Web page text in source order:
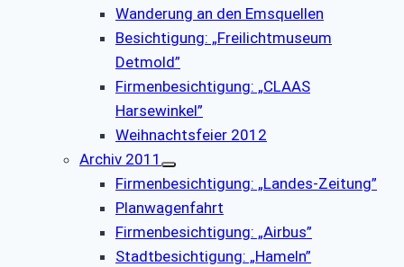
Wanderung an den Emsquellen
Besichtigung: „Freilichtmuseum
Detmold”
Firmenbesichtigung: „CLAAS
Harsewinkel”
Weihnachtsfeier 2012
Archiv 2011
Firmenbesichtigung: „Landes-Zeitung”
Planwagenfahrt
Firmenbesichtigung: „Airbus”
Stadtbesichtigung: „Hameln”